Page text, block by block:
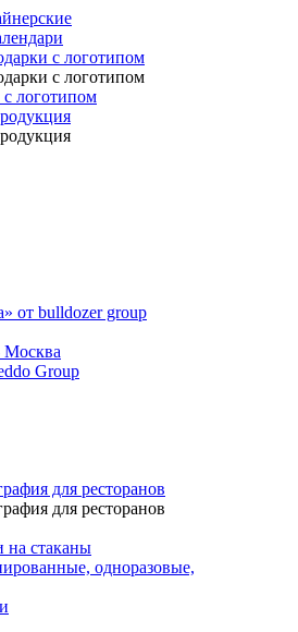
с логотипом
с логотипом
логотипом
от bulldozer group
Москва
Group
для ресторанов
для ресторанов
стаканы
одноразовые,